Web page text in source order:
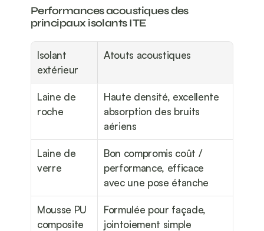
Performances acoustiques des
principaux isolants ITE
Isolant
extérieur
Atouts acoustiques
Laine de
roche
Haute densité, excellente
absorption des bruits
aériens
Laine de
verre
Bon compromis coût /
performance, efficace
avec une pose étanche
Mousse PU
composite
Formulée pour façade,
jointoiement simple